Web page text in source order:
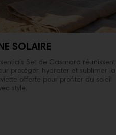
SOLAIRE
Set de Casmara réunissent
protéger, hydrater et sublimer la
offerte pour profiter du soleil
style.